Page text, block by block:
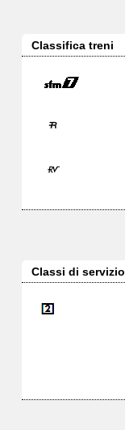
Classifica treni
Classi di servizio